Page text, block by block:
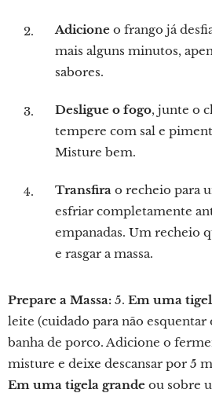
Adicione o frango já
mais alguns minutos,
sabores.
Desligue o fogo, junte o
tempere com sal e
Misture bem.
Transfira o recheio para
esfriar completamente
empanadas. Um recheio
e rasgar a massa.
Prepare a Massa: 5. Em uma
leite (cuidado para não esquentar
banha de porco. Adicione o
misture e deixe descansar por 5
Em uma tigela grande ou sobre